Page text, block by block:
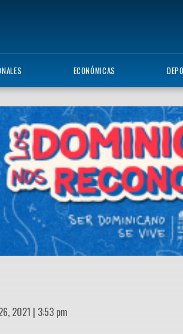
ECONÓMICAS
2021 | 3:53 pm